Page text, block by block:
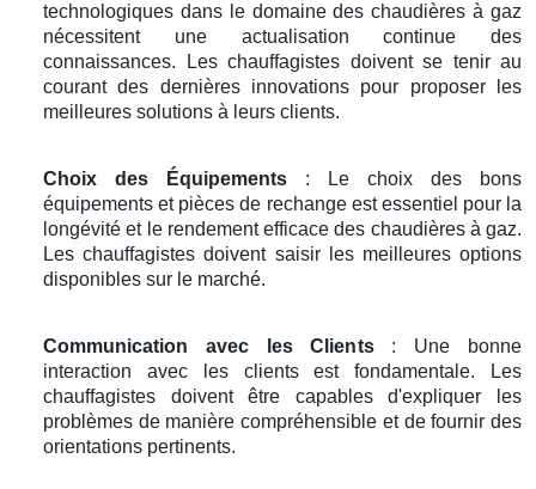
technologiques dans le domaine des chaudières à gaz
nécessitent une actualisation continue des
connaissances. Les chauffagistes doivent se tenir au
courant des dernières innovations pour proposer les
meilleures solutions à leurs clients.
Choix des Équipements : Le choix des bons
équipements et pièces de rechange est essentiel pour la
longévité et le rendement efficace des chaudières à gaz.
Les chauffagistes doivent saisir les meilleures options
disponibles sur le marché.
Communication avec les Clients: Une bonne
interaction avec les clients est fondamentale. Les
chauffagistes doivent être capables d'expliquer les
problèmes de manière compréhensible et de fournir des
orientations pertinents.